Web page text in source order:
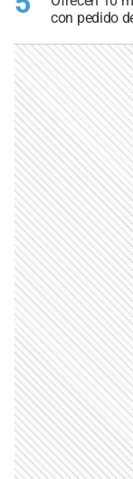
con pedido